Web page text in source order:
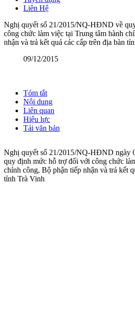
Liên Hệ
Nghị quyết số 21/2015/NQ-HĐND về
công chức làm việc tại Trung tâm hành
nhận và trả kết quả các cấp trên địa bàn
09/12/2015
Tóm tắt
Nội dung
Liên quan
Hiệu lực
Tải văn bản
Nghị quyết số 21/2015/NQ-HĐND ngày
quy định mức hỗ trợ đối với công chức
chính công, Bộ phận tiếp nhận và trả kết
tỉnh Trà Vinh